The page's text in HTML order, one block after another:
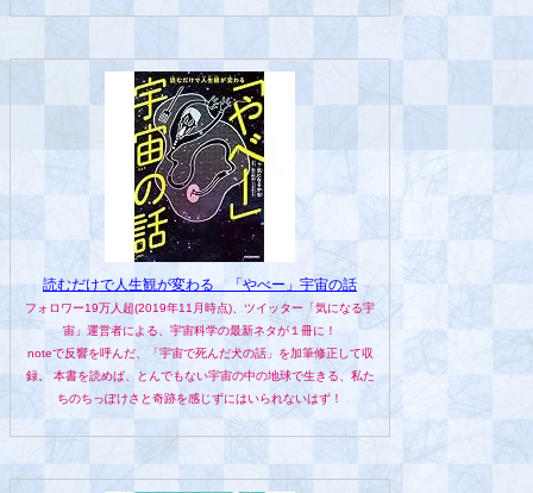
読むだけで人生観が変わる 「やべー」宇宙の話
フォロワー19万人超(2019年11月時点)、ツイッター「気になる宇
宙」運営者による、宇宙科学の最新ネタが１冊に！
noteで反響を呼んだ、「宇宙で死んだ犬の話」を加筆修正して収
録。 本書を読めば、とんでもない宇宙の中の地球で生きる、私た
ちのちっぽけさと奇跡を感じずにはいられないはず！